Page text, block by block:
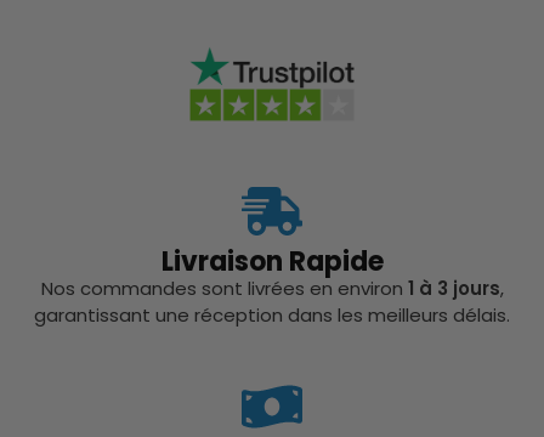
Livraison Rapide
Nos commandes sont livrées en environ 1 à 3 jours,
garantissant une réception dans les meilleurs délais.